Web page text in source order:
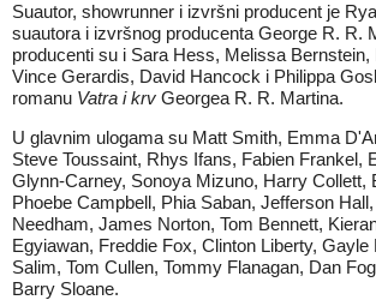
Suautor, showrunner i izvršni producent je
suautora i izvršnog producenta George R. R.
producenti su i Sara Hess, Melissa Bernstein,
Vince Gerardis, David Hancock i Philippa
romanu Vatra i krv Georgea R. R. Martina.
U glavnim ulogama su Matt Smith, Emma
Steve Toussaint, Rhys Ifans, Fabien Frankel,
Glynn-Carney, Sonoya Mizuno, Harry Collett,
Phoebe Campbell, Phia Saban, Jefferson
Needham, James Norton, Tom Bennett,
Egyiawan, Freddie Fox, Clinton Liberty, Gayle
Salim, Tom Cullen, Tommy Flanagan, Dan
Barry Sloane.